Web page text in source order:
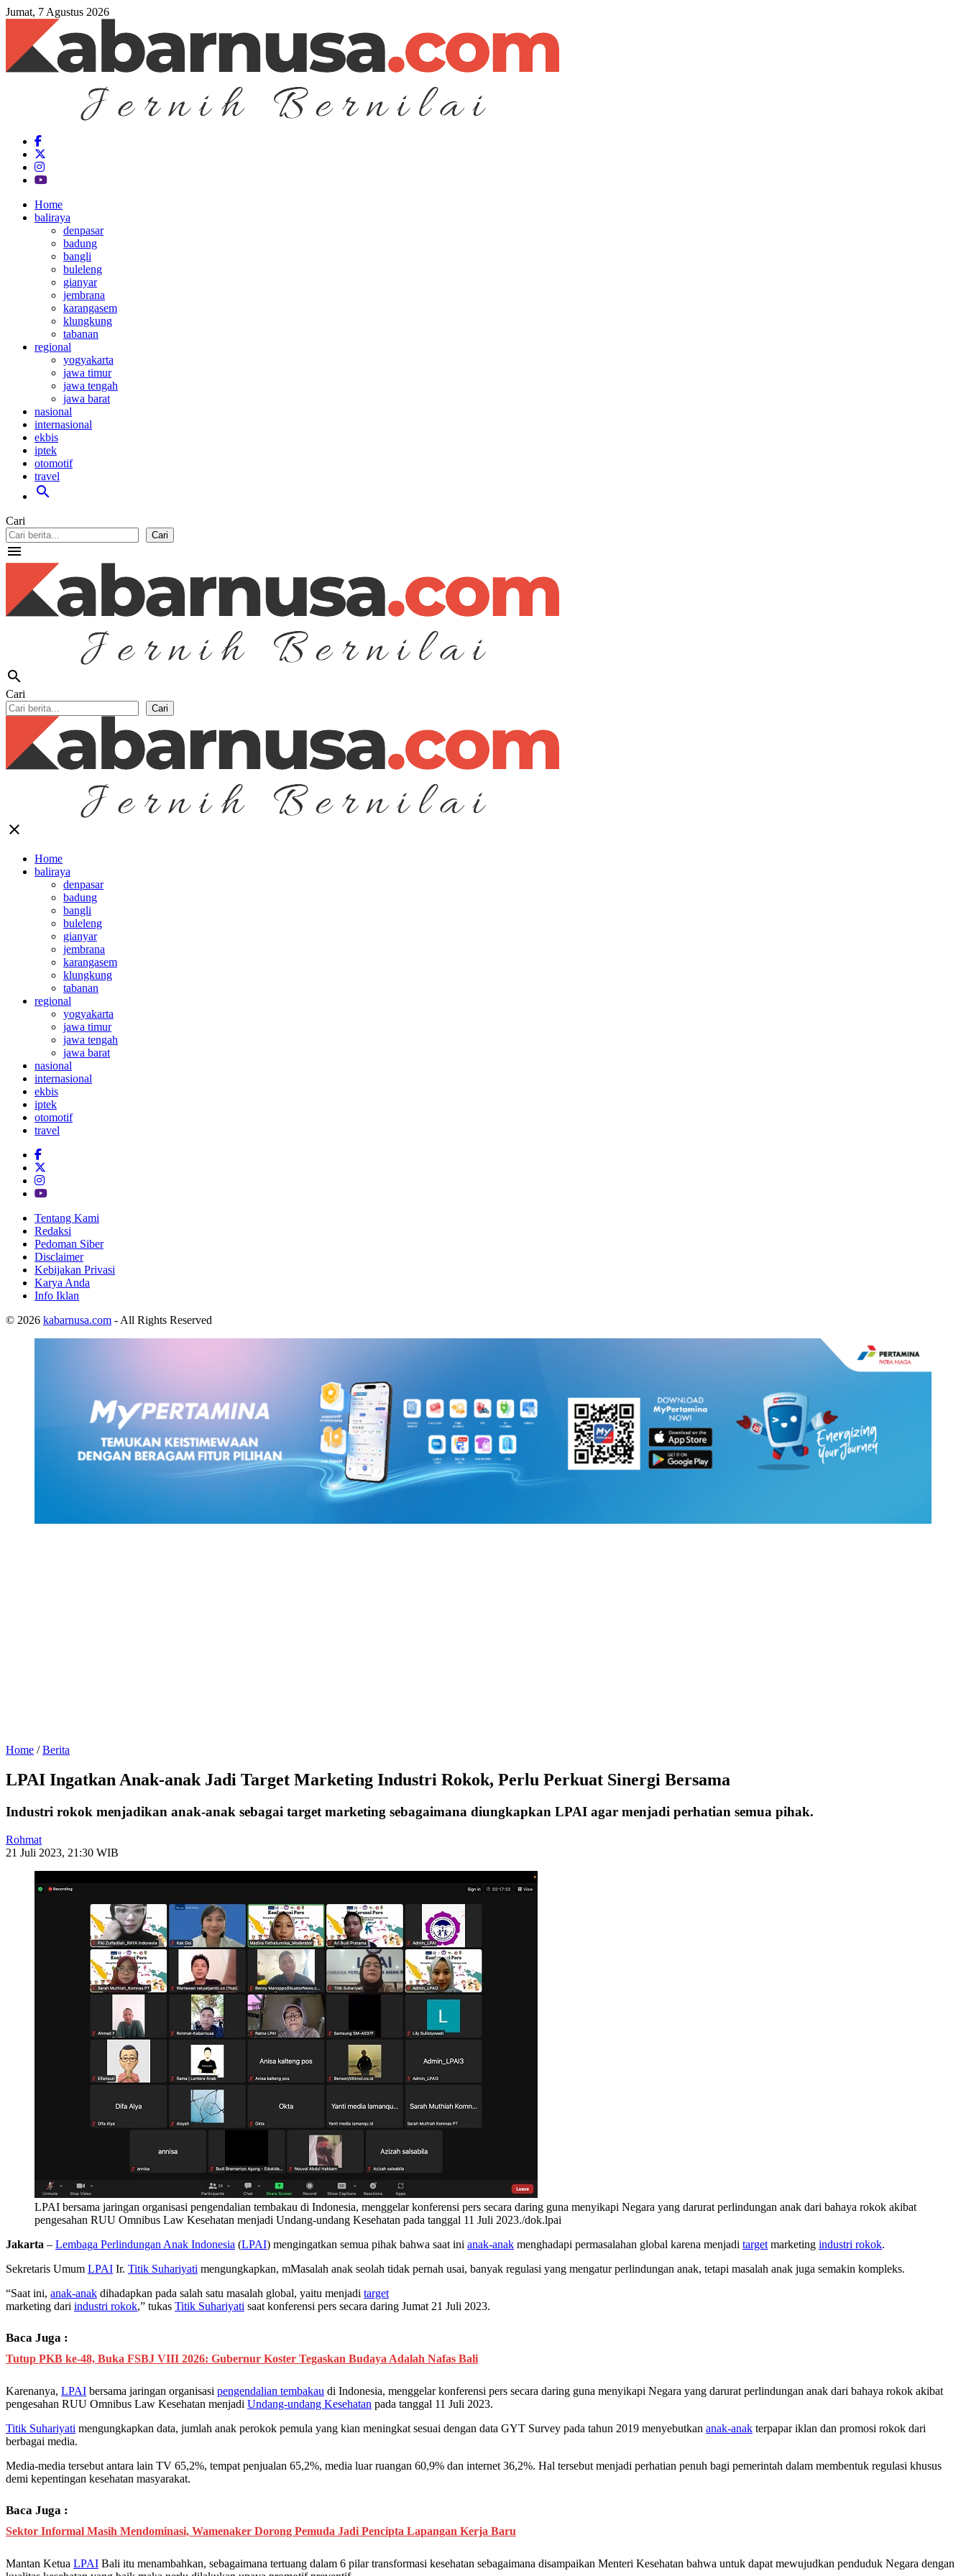
Jumat, 7 Agustus 2026
Home
baliraya
denpasar
badung
bangli
buleleng
gianyar
jembrana
karangasem
klungkung
tabanan
regional
yogyakarta
jawa timur
jawa tengah
jawa barat
nasional
internasional
ekbis
iptek
otomotif
travel
search
Cari
Cari
menu
search
Cari
Cari
close
Home
baliraya
denpasar
badung
bangli
buleleng
gianyar
jembrana
karangasem
klungkung
tabanan
regional
yogyakarta
jawa timur
jawa tengah
jawa barat
nasional
internasional
ekbis
iptek
otomotif
travel
Tentang Kami
Redaksi
Pedoman Siber
Disclaimer
Kebijakan Privasi
Karya Anda
Info Iklan
© 2026 kabarnusa.com - All Rights Reserved
Home /Berita
LPAI Ingatkan Anak-anak Jadi Target Marketing Industri Rokok, Perlu Perkuat Sinergi Bersama
Industri rokok menjadikan anak-anak sebagai target marketing sebagaimana diungkapkan LPAI agar menjadi perhatian semua pihak.
Rohmat
21 Juli 2023, 21:30 WIB
LPAI bersama jaringan organisasi pengendalian tembakau di Indonesia, menggelar konferensi pers secara daring guna menyikapi Negara yang darurat perlindungan anak dari bahaya rokok akibat
pengesahan RUU Omnibus Law Kesehatan menjadi Undang-undang Kesehatan pada tanggal 11 Juli 2023./dok.lpai
Jakarta – Lembaga Perlindungan Anak Indonesia (LPAI) mengingatkan semua pihak bahwa saat ini anak-anak menghadapi permasalahan global karena menjadi target marketing industri rokok.
Sekretaris Umum LPAI Ir. Titik Suhariyati mengungkapkan, mMasalah anak seolah tidak pernah usai, banyak regulasi yang mengatur perlindungan anak, tetapi masalah anak juga semakin kompleks.
“Saat ini, anak-anak dihadapkan pada salah satu masalah global, yaitu menjadi target
marketing dari industri rokok,” tukas Titik Suhariyati saat konferensi pers secara daring Jumat 21 Juli 2023.
Baca Juga :
Tutup PKB ke-48, Buka FSBJ VIII 2026: Gubernur Koster Tegaskan Budaya Adalah Nafas Bali
Karenanya, LPAI bersama jaringan organisasi pengendalian tembakau di Indonesia, menggelar konferensi pers secara daring guna menyikapi Negara yang darurat perlindungan anak dari bahaya rokok akibat
pengesahan RUU Omnibus Law Kesehatan menjadi Undang-undang Kesehatan pada tanggal 11 Juli 2023.
Titik Suhariyati mengungkapkan data, jumlah anak perokok pemula yang kian meningkat sesuai dengan data GYT Survey pada tahun 2019 menyebutkan anak-anak terpapar iklan dan promosi rokok dari
berbagai media.
Media-media tersebut antara lain TV 65,2%, tempat penjualan 65,2%, media luar ruangan 60,9% dan internet 36,2%. Hal tersebut menjadi perhatian penuh bagi pemerintah dalam membentuk regulasi khusus
demi kepentingan kesehatan masyarakat.
Baca Juga :
Sektor Informal Masih Mendominasi, Wamenaker Dorong Pemuda Jadi Pencipta Lapangan Kerja Baru
Mantan Ketua LPAI Bali itu menambahkan, sebagaimana tertuang dalam 6 pilar transformasi kesehatan sebagaimana disampaikan Menteri Kesehatan bahwa untuk dapat mewujudkan penduduk Negara dengan